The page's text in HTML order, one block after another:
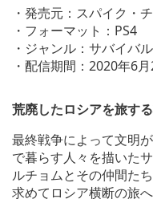
・発売元：スパイク・
・フォーマット：PS4
・ジャンル：サバイバ
・配信期間：2020年6
荒廃したロシアを旅す
最終戦争によって文明
で暮らす人々を描いた
ルチョムとその仲間た
求めてロシア横断の旅